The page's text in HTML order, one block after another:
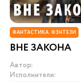
ФАНТАСТИКА. ФЭНТЕЗИ
ВНЕ ЗАКОНА
Автор:
Исполнители: